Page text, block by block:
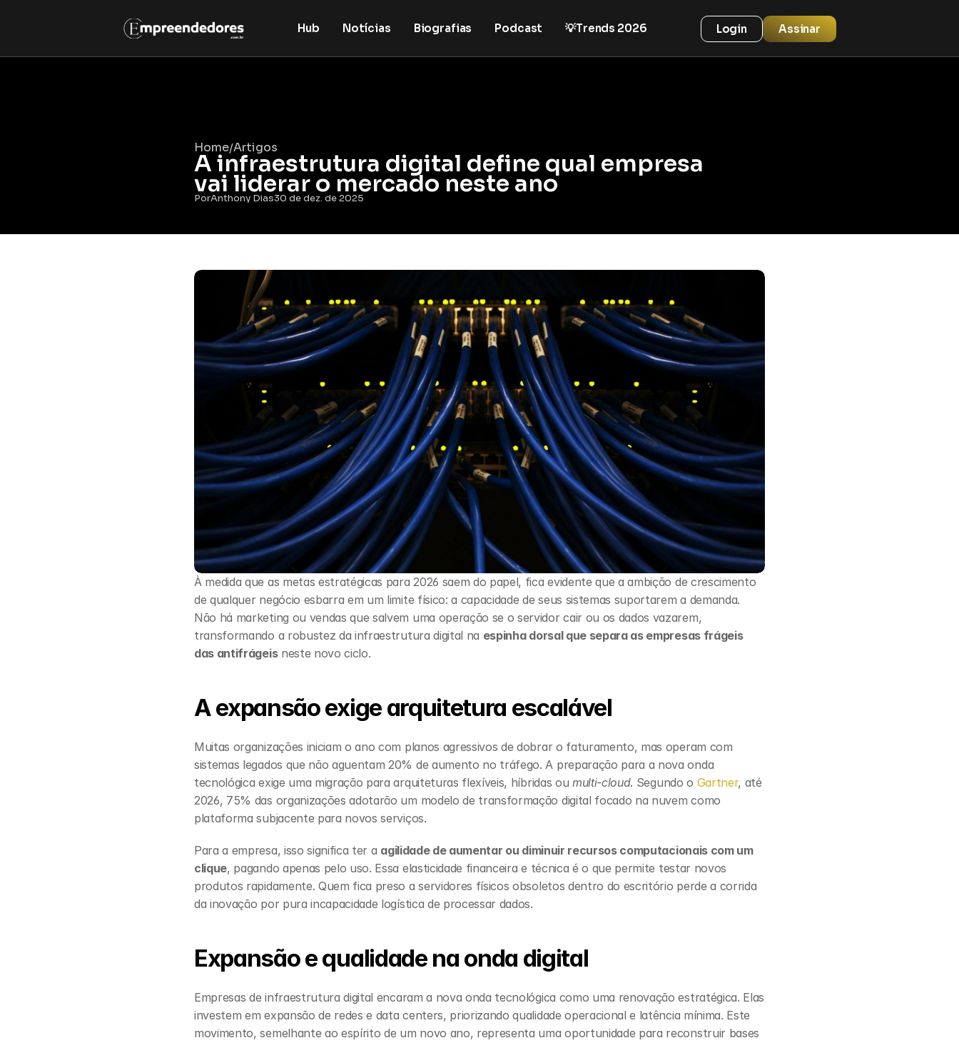
Login Assinar
Hub Notícias Biografias Podcast 💡Trends 2026
Home/Artigos
A infraestrutura digital define qual empresa
vai liderar o mercado neste ano
PorAnthony Dias30 de dez. de 2025
À medida que as metas estratégicas para 2026 saem do papel, fica evidente que a ambição de crescimento
de qualquer negócio esbarra em um limite físico: a capacidade de seus sistemas suportarem a demanda.
Não há marketing ou vendas que salvem uma operação se o servidor cair ou os dados vazarem,
transformando a robustez da infraestrutura digital na espinha dorsal que separa as empresas frágeis
das antifrágeis neste novo ciclo.
A expansão exige arquitetura escalável
Muitas organizações iniciam o ano com planos agressivos de dobrar o faturamento, mas operam com
sistemas legados que não aguentam 20% de aumento no tráfego. A preparação para a nova onda
tecnológica exige uma migração para arquiteturas flexíveis, híbridas ou multi-cloud. Segundo o Gartner, até
2026, 75% das organizações adotarão um modelo de transformação digital focado na nuvem como
plataforma subjacente para novos serviços.
Para a empresa, isso significa ter a agilidade de aumentar ou diminuir recursos computacionais com um
clique, pagando apenas pelo uso. Essa elasticidade financeira e técnica é o que permite testar novos
produtos rapidamente. Quem fica preso a servidores físicos obsoletos dentro do escritório perde a corrida
da inovação por pura incapacidade logística de processar dados.
Expansão e qualidade na onda digital
Empresas de infraestrutura digital encaram a nova onda tecnológica como uma renovação estratégica. Elas
investem em expansão de redes e data centers, priorizando qualidade operacional e latência mínima. Este
movimento, semelhante ao espírito de um novo ano, representa uma oportunidade para reconstruir bases